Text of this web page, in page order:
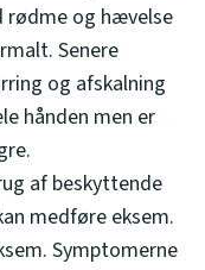
rødme og hævelse
Senere
og afskalning
hånden men er
af beskyttende
medføre eksem.
Symptomerne